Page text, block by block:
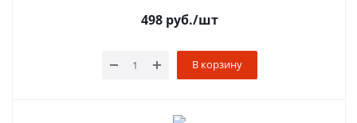
498руб./шт
В корзину